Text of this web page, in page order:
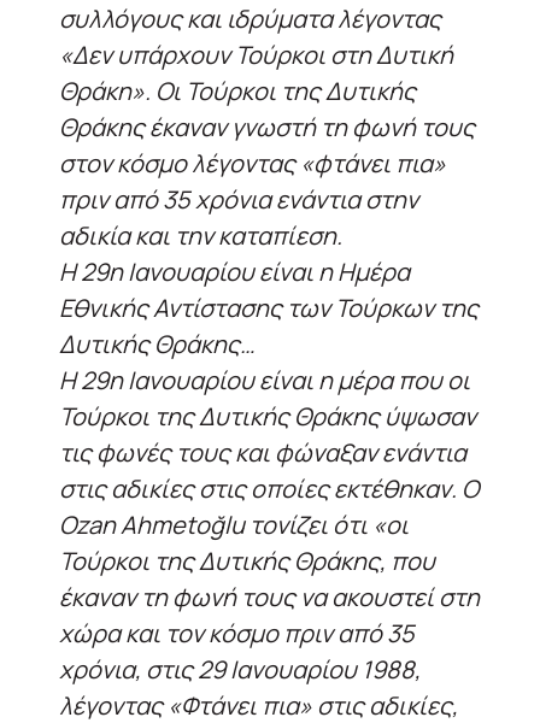
συλλόγους και ιδρύματα λέγοντας
«Δεν υπάρχουν Τούρκοι στη Δυτική
Θράκη». Οι Τούρκοι της Δυτικής
Θράκης έκαναν γνωστή τη φωνή τους
στον κόσμο λέγοντας «φτάνει πια»
πριν από 35 χρόνια ενάντια στην
αδικία και την καταπίεση.
Η 29η Ιανουαρίου είναι η Ημέρα
Εθνικής Αντίστασης των Τούρκων της
Δυτικής Θράκης…
Η 29η Ιανουαρίου είναι η μέρα που οι
Τούρκοι της Δυτικής Θράκης ύψωσαν
τις φωνές τους και φώναξαν ενάντια
στις αδικίες στις οποίες εκτέθηκαν. Ο
Ozan Ahmetoğlu τονίζει ότι «οι
Τούρκοι της Δυτικής Θράκης, που
έκαναν τη φωνή τους να ακουστεί στη
χώρα και τον κόσμο πριν από 35
χρόνια, στις 29 Ιανουαρίου 1988,
λέγοντας «Φτάνει πια» στις αδικίες,